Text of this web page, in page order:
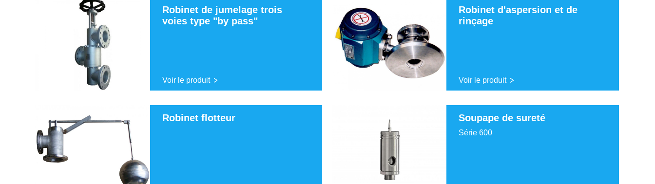
Robinet de jumelage trois
voies type "by pass"
Voir le produit
Robinet d'aspersion et de
rinçage
Voir le produit
Robinet flotteur Soupape de sureté
Série 600